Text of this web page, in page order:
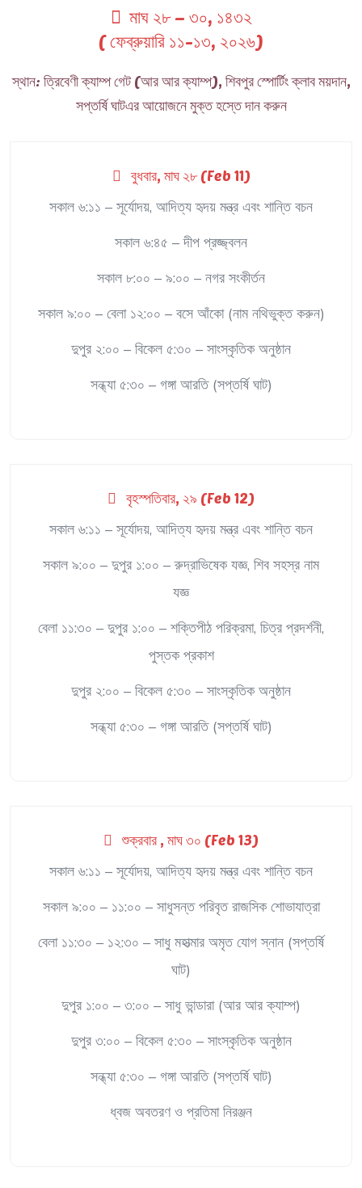
মাঘ ২৮ – ৩০, ১৪৩২
( ফেব্রুয়ারি ১১-১৩, ২০২৬)
স্থান: ত্রিবেণী ক্যাম্প গেট (আর আর ক্যাম্প), শিবপুর স্পোর্টিং ক্লাব ময়দান,
সপ্তর্ষি ঘাটএর আয়োজনে মুক্ত হস্তে দান করুন
বুধবার, মাঘ ২৮ (Feb 11)
সকাল ৬:১১ – সূর্যোদয়, আদিত্য হৃদয় মন্ত্র এবং শান্তি বচন
সকাল ৬:৪৫ – দীপ প্রজ্জ্বলন
সকাল ৮:০০ – ৯:০০ – নগর সংকীর্তন
সকাল ৯:০০ – বেলা ১২:০০ – বসে আঁকো (নাম নথিভুক্ত করুন)
দুপুর ২:০০ – বিকেল ৫:৩০ – সাংস্কৃতিক অনুষ্ঠান
সন্ধ্যা ৫:৩০ – গঙ্গা আরতি (সপ্তর্ষি ঘাট)
বৃহস্পতিবার, ২৯ (Feb 12)
সকাল ৬:১১ – সূর্যোদয়, আদিত্য হৃদয় মন্ত্র এবং শান্তি বচন
সকাল ৯:০০ – দুপুর ১:০০ – রুদ্রাভিষেক যজ্ঞ, শিব সহস্র নাম
যজ্ঞ
বেলা ১১:৩০ – দুপুর ১:০০ – শক্তিপীঠ পরিক্রমা, চিত্র প্রদর্শনী,
পুস্তক প্রকাশ
দুপুর ২:০০ – বিকেল ৫:৩০ – সাংস্কৃতিক অনুষ্ঠান
সন্ধ্যা ৫:৩০ – গঙ্গা আরতি (সপ্তর্ষি ঘাট)
শুক্রবার , মাঘ ৩০ (Feb 13)
সকাল ৬:১১ – সূর্যোদয়, আদিত্য হৃদয় মন্ত্র এবং শান্তি বচন
সকাল ৯:০০ – ১১:০০ – সাধুসন্ত পরিবৃত রাজসিক শোভাযাত্রা
বেলা ১১:৩০ – ১২:৩০ – সাধু মহাত্মার অমৃত যোগ স্নান (সপ্তর্ষি
ঘাট)
দুপুর ১:০০ – ৩:০০ – সাধু ভান্ডারা (আর আর ক্যাম্প)
দুপুর ৩:০০ – বিকেল ৫:৩০ – সাংস্কৃতিক অনুষ্ঠান
সন্ধ্যা ৫:৩০ – গঙ্গা আরতি (সপ্তর্ষি ঘাট)
ধ্বজ অবতরণ ও প্রতিমা নিরঞ্জন